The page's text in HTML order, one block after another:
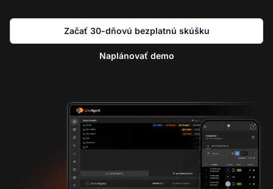
Začať 30-dňovú bezplatnú skúšku
Naplánovať demo